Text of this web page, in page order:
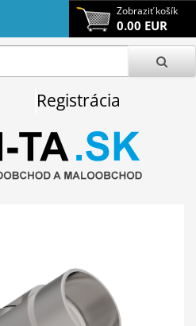
Zobraziť košík
0.00 EUR
Registrácia